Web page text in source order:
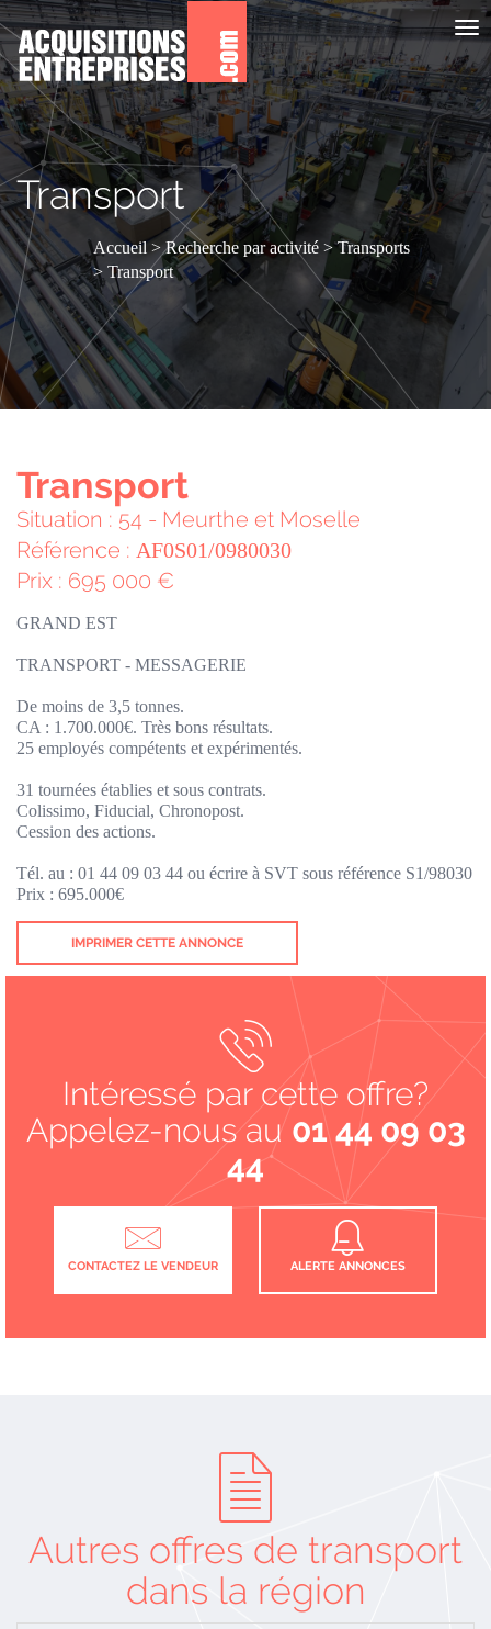
le
Transport
Accueil Recherche par activité
Transports
Transport
Transport
Situation : 54 - Meurthe et Moselle
Référence : AF0S01/0980030
Prix : 695 000 €
GRAND EST
TRANSPORT - MESSAGERIE
De moins de 3,5 tonnes.
CA : 1.700.000€. Très bons résultats.
25 employés compétents et expérimentés.
31 tournées établies et sous contrats.
Colissimo, Fiducial, Chronopost.
Cession des actions.
Tél. au : 01 44 09 03 44 ou écrire à SVT sous référence S1/98030
Prix : 695.000€
IMPRIMER CETTE ANNONCE
Intéressé par cette offre?
Appelez-nous au01 44 09 03
44
CONTACTEZ LE VENDEUR ALERTE ANNONCES
Autres offres de transport
dans la région